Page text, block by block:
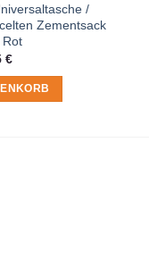
/
Zementsack
Rot
€